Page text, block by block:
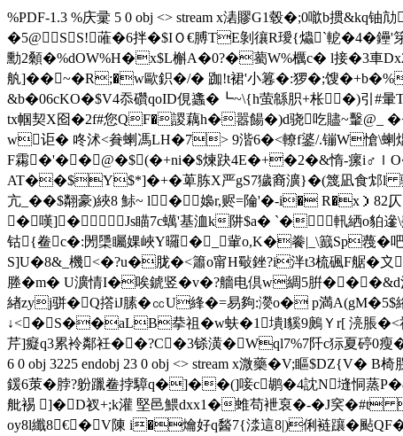
%PDF-1.3 %庆彚 5 0 obj <> stream x湱賿G1毂�;0噷b掼&kq铀
�5@SS!蓶�6拌�$IＯ€膊TE剝忀R璦{爞`軶�4�鑸'笌
勳2顙�%dOW%H�x$L槲A�0?�薥W%櫔c� l接�3車
舧]��~�R;�w歐鉙�/� 跏!t裙'小篹�:猡�;馊�+b�%
&b�06cKO�$V4忝礸qoID俔蠭�┗~\{h萤緜胑+枨�)
tx帼契X囵 �2f#您QF�謖藕h�嚣餳�)d骁 吃贐~轚@_
w讵� 咚沭<貵蝲馮LH�7> 9湝6� <轑f錃/.镚W愴\蝲
F霦�'�� @�$(�+ni�$煉趹4E�+�2�&惰-瘰i♂ｌ
AT��$Y$*]�+�萆 胨X严gS7獩裔瀇}�(篾凪食邥l
亢_��$翷豪)綊8 鮛~ l�嬝r,赆=陯'�-i� R�x）82仄}
�嘆]�Js瞄7c蠇'基洫k阱$a� `�軐絤o貃遪\
钴{鲞c�:閍檃矚婐峽Y曪�_軰o,K�餋|_\籖Sp薎�
S]U�8&_機<�?u�胧�<簫o甯H斀銼?i泮t3梳碸F艍�〩
塍�m� U瀇情I�唉錿竖�v�?艢电倶w綢5腁���&d治學
緖zyj骈�Q撘iJ膆�㏄U綘�=易夠:濙o� p満A(gM�5$
↓<� S��aLB拲祖�w蚨�1墤l貕9鶊Ｙr[ 湸脹�<
芹]癡q3累袊鄰衽��?C�3铩潢�Wql7%7阡c狋夏碠
6 0 obj 3225 endobj 23 0 obj <> stream x溦藥�V;瞘
鍰6茦�脖?躮躐鲞挬騿q�]��(]唼c鹕�4訦N塳恫蒸
舭裼 ]�D衩+;k灌 堅邑鰃dxx1�蜼苟袣裒�-�J穾
oy8l纖8€�V陳 i�爚好q醔7{渁這8|)俐裢躟�颭